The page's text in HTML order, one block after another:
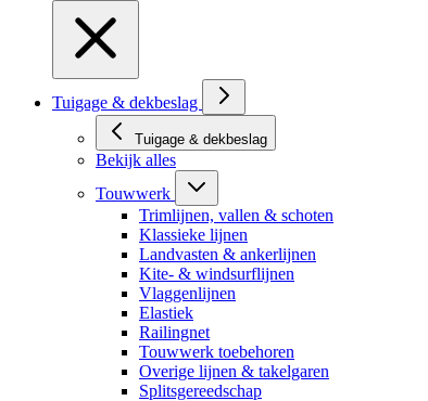
Tuigage & dekbeslag
Tuigage & dekbeslag
Bekijk alles
Touwwerk
Trimlijnen, vallen & schoten
Klassieke lijnen
Landvasten & ankerlijnen
Kite- & windsurflijnen
Vlaggenlijnen
Elastiek
Railingnet
Touwwerk toebehoren
Overige lijnen & takelgaren
Splitsgereedschap